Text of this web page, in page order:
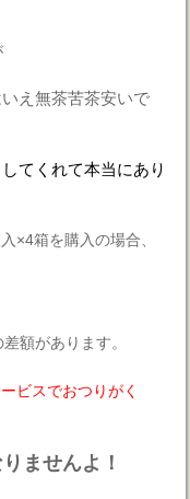
え無茶苦茶安いで
てくれて本当にあり
×4箱を購入の場合、
差額があります。
ビスでおつりがく
ませんよ！